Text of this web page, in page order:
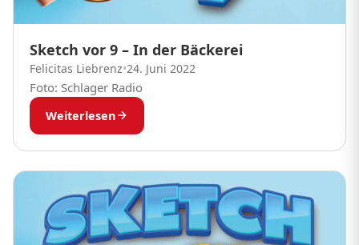
Sketch vor 9 – In der Bäckerei
Felicitas Liebrenz•24. Juni 2022
Foto: Schlager Radio
Weiterlesen